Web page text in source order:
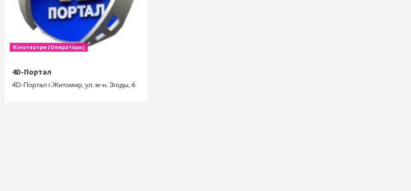
Кінотеатри (Оператори)
4D-Портал
4D-Портал г.Житомир, ул. м-н. Згоды, 6